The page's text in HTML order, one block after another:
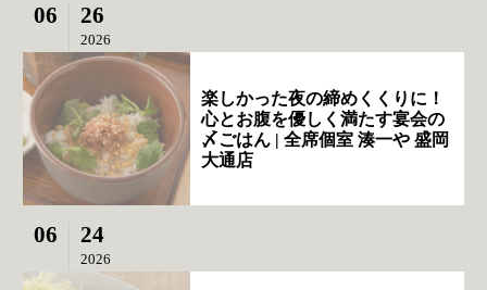
06 26
2026
楽しかった夜の締めくくりに！
心とお腹を優しく満たす宴会の
〆ごはん | 全席個室 湊一や 盛岡
大通店
06 24
2026